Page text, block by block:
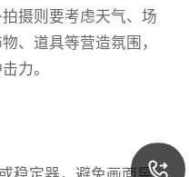
摄则要考虑天气、场
、道具等营造氛围，
力。